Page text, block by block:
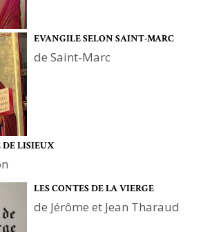
EVANGILE SELON SAINT-MARC
de Saint-Marc
DE LISIEUX
LES CONTES DE LA VIERGE
de Jérôme et Jean Tharaud